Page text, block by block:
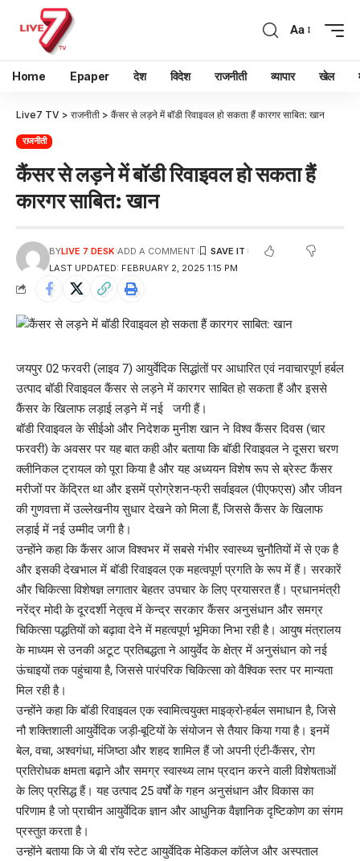
Aa
Home Epaper देश विदेश राजनीती व्यापार खेल
Live7 TV > राजनीती > कैंसर से लड़ने में बॉडी रिवाइवल हो सकता हैं कारगर साबित: खान
राजनीती
कैंसर से लड़ने में बॉडी रिवाइवल हो सकता हैं
कारगर साबित: खान
LAST UPDATED: FEBRUARY 2, 2025 1:15 PM
BYLIVE 7 DESK ADD A COMMENT
जयपुर 02 फरवरी (लाइव 7) आयुर्वेदिक सिद्धांतों पर आधारित एवं नवाचारपूर्ण हर्बल
उत्पाद बॉडी रिवाइवल कैंसर से लड़ने में कारगर साबित हो सकता हैं और इससे
कैंसर के खिलाफ लड़ाई लड़ने में नई जगी हैं।
बॉडी रिवाइवल के सीईओ और निदेशक मुनीश खान ने विश्व कैंसर दिवस (चार
फरवरी) के अवसर पर यह बात कही और बताया कि बॉडी रिवाइवल ने दूसरा चरण
क्लीनिकल ट्रायल को पूरा किया है और यह अध्ययन विशेष रूप से ब्रेस्ट कैंसर
मरीजों पर केंद्रित था और इसमें प्रोग्रेशन-फ्री सर्वाइवल (पीएफएस) और जीवन
की गुणवत्ता में उल्लेखनीय सुधार देखने को मिला हैं, जिससे कैंसर के खिलाफ
लड़ाई में नई उम्मीद जगी है।
उन्होंने कहा कि कैंसर आज विश्वभर में सबसे गंभीर स्वास्थ्य चुनौतियों में से एक है
और इसकी देखभाल में बॉडी रिवाइवल एक महत्वपूर्ण प्रगति के रूप में हैं। सरकारें
और चिकित्सा विशेषज्ञ लगातार बेहतर उपचार के लिए प्रयासरत हैं। प्रधानमंत्री
नरेंद्र मोदी के दूरदर्शी नेतृत्व में केन्द्र सरकार कैंसर अनुसंधान और समग्र
चिकित्सा पद्धतियों को बढ़ावा देने में महत्वपूर्ण भूमिका निभा रही है। आयुष मंत्रालय
के माध्यम से उनकी अटूट प्रतिबद्धता ने आयुर्वेद के क्षेत्र में अनुसंधान को नई
ऊंचाइयों तक पहुंचाया है, जिससे पारंपरिक चिकित्सा को वैश्विक स्तर पर मान्यता
मिल रही है।
उन्होंने कहा कि बॉडी रिवाइवल एक स्वामित्वयुक्त माइक्रो-हर्बल समाधान है, जिसे
नौ शक्तिशाली आयुर्वेदिक जड़ी-बूटियों के संयोजन से तैयार किया गया है। इनमें
बेल, वचा, अश्वगंधा, मंजिष्ठा और शहद शामिल हैं जो अपनी एंटी-कैंसर, रोग
प्रतिरोधक क्षमता बढ़ाने और समग्र स्वास्थ्य लाभ प्रदान करने वाली विशेषताओं
के लिए प्रसिद्ध हैं। यह उत्पाद 25 वर्षों के गहन अनुसंधान और विकास का
परिणाम है जो प्राचीन आयुर्वेदिक ज्ञान और आधुनिक वैज्ञानिक दृष्टिकोण का संगम
प्रस्तुत करता है।
उन्होंने बताया कि जे बी रॉय स्टेट आयुर्वेदिक मेडिकल कॉलेज और अस्पताल